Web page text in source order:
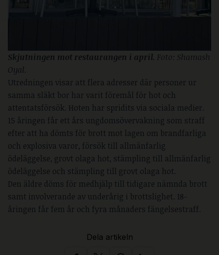
Skjutningen mot restaurangen i april. Foto: Shamash
Oyal.
Utredningen visar att flera adresser där personer ur
samma släkt bor har varit föremål för hot och
attentatsförsök. Hoten har spridits via sociala medier.
15 åringen får ett års ungdomsövervakning som straff
efter att ha dömts för brott mot lagen om brandfarliga
och explosiva varor, försök till allmänfarlig
ödeläggelse, grovt olaga hot, stämpling till allmänfarlig
ödeläggelse och stämpling till grovt olaga hot.
Den äldre döms för medhjälp till tidigare nämnda brott
samt involverande av underårig i brottslighet. 18-
åringen får fem år och fyra månaders fängelsestraff.
Dela artikeln